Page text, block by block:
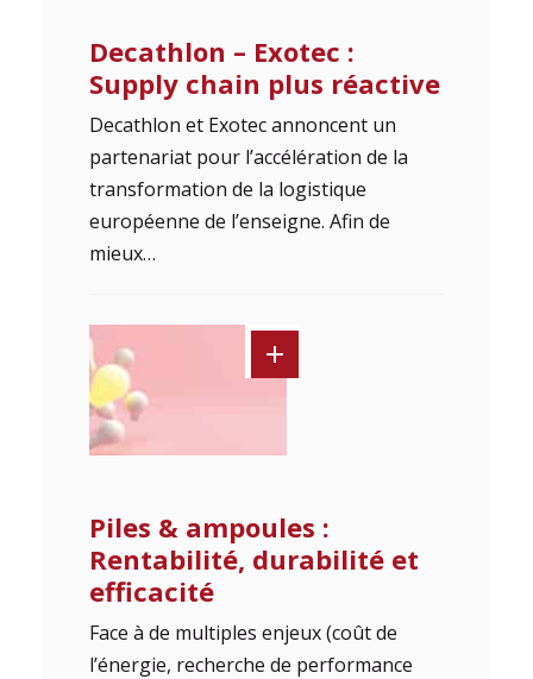
Decathlon – Exotec :
Supply chain plus réactive
Decathlon et Exotec annoncent un
partenariat pour l’accélération de la
transformation de la logistique
européenne de l’enseigne. Afin de
mieux…
Piles & ampoules :
Rentabilité, durabilité et
efficacité
Face à de multiples enjeux (coût de
l’énergie, recherche de performance